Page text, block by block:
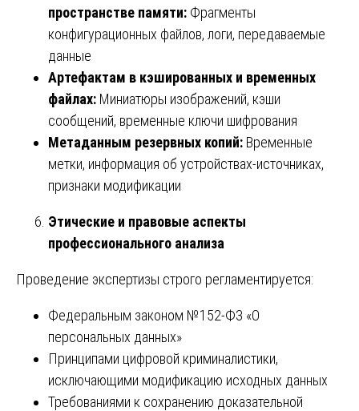
пространстве памяти: Фрагменты
конфигурационных файлов, логи, передаваемые
данные
Артефактам в кэшированных и временных
файлах: Миниатюры изображений, кэши
сообщений, временные ключи шифрования
Метаданным резервных копий: Временные
метки, информация об устройствах-источниках,
признаки модификации
Этические и правовые аспекты
профессионального анализа
Проведение экспертизы строго регламентируется:
Федеральным законом №152-ФЗ «О
персональных данных»
Принципами цифровой криминалистики,
исключающими модификацию исходных данных
Требованиями к сохранению доказательной